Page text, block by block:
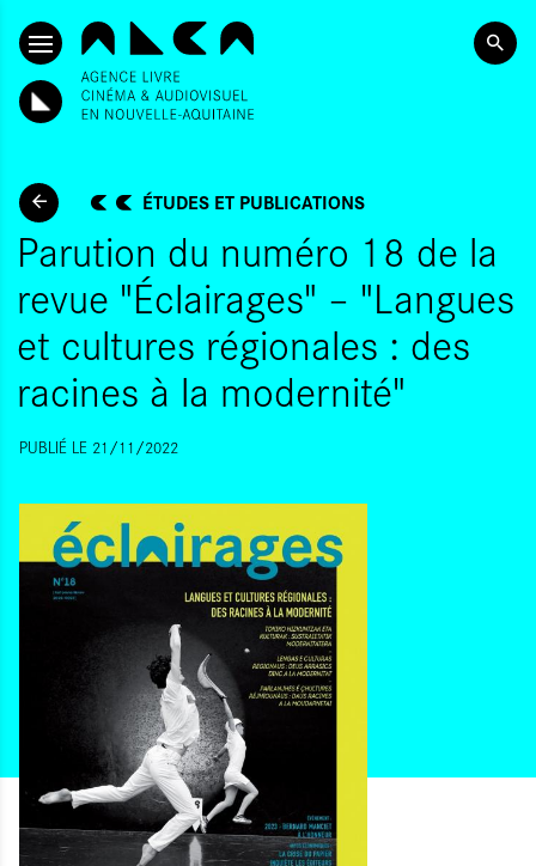
ALLER AU CONTENU PRINCIPAL
ÉTUDES ET PUBLICATIONS
Parution du numéro 18 de la
revue "Éclairages" – "Langues
et cultures régionales : des
racines à la modernité"
PUBLIÉ LE 21/11/2022